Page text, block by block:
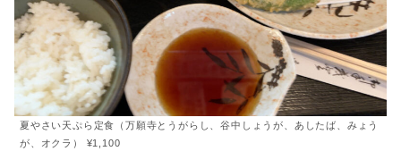
夏やさい天ぷら定食（万願寺とうがらし、谷中しょうが、あしたば、みょう
が、オクラ） ¥1,100